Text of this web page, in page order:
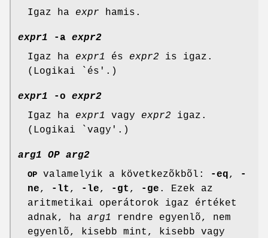
Igaz ha expr hamis.
expr1 -a expr2
Igaz ha expr1 és expr2 is igaz.
(Logikai `és'.)
expr1 -o
expr2
Igaz ha expr1 vagy expr2 igaz.
(Logikai `vagy'.)
arg1 OP arg2
OP valamelyik a következõkbõl: -eq,
-
ne, -lt , -le, -gt , -ge . Ezek az
aritmetikai operátorok igaz értéket
adnak, ha arg1 rendre egyenlõ, nem
egyenlõ, kisebb mint, kisebb vagy